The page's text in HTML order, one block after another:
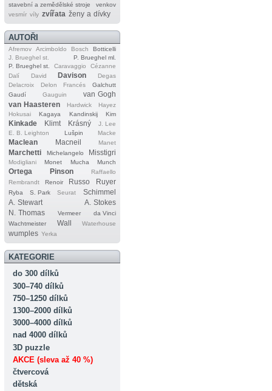
stavební a zemědělské stroje
venkov
vesmír víly zvířata ženy a dívky
AUTOŘI
Afremov Arcimboldo Bosch
Botticelli
J. Brueghel st.
P. Brueghel ml.
P. Brueghel st.
Caravaggio
Cézanne
Dalí
David Davison
Degas
Delacroix
Delon Francés
Galchutt
Gaudí
Gauguin
van Gogh
van Haasteren
Hardwick
Hayez
Hokusai
Kagaya Kandinskij Kim
Kinkade Klimt Krásný
J. Lee
E. B. Leighton
Lušpin Macke
Maclean Macneil Manet
Marchetti Michelangelo Misstigri
Modigliani Monet Mucha Munch
Ortega Pinson
Raffaello
Rembrandt
Renoir Russo Ruyer
Ryba S. Park Seurat
Schimmel
A. Stewart
A. Stokes
N. Thomas
Vermeer
da Vinci
Wachtmeister
Wall Waterhouse
wumples Yerka
KATEGORIE
do 300 dílků
300–740 dílků
750–1250 dílků
1300–2000 dílků
3000–4000 dílků
nad 4000 dílků
3D puzzle
AKCE (sleva až 40 %)
čtvercová
dětská